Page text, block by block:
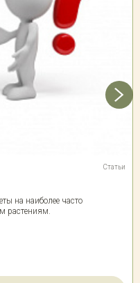
Статьи
на наиболее часто
растениям.